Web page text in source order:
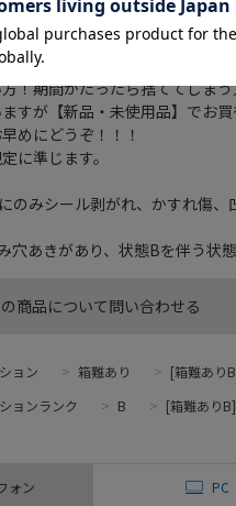
商品について問い合わせる
統
統
！期間がたったら捨ててしま
すが【新品・未使用品】でお買
めにどうぞ！！！
に準じます。
のみシール剥がれ、かすれ傷、
穴あきがあり、状態Bを伴う状態
ョン > 箱難あり > [箱難あり
ョンランク > B > [箱難あり
ォン PC